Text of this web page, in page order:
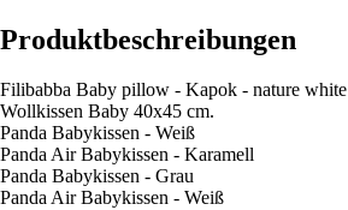
Produktbeschreibungen
Filibabba Baby pillow - Kapok - nature white
Wollkissen Baby 40x45 cm.
Panda Babykissen - Weiß
Panda Air Babykissen - Karamell
Panda Babykissen - Grau
Panda Air Babykissen - Weiß